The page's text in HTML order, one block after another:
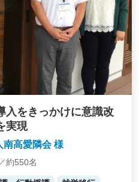
入をきっかけに意識改
実現
南高愛隣会 様
約550名